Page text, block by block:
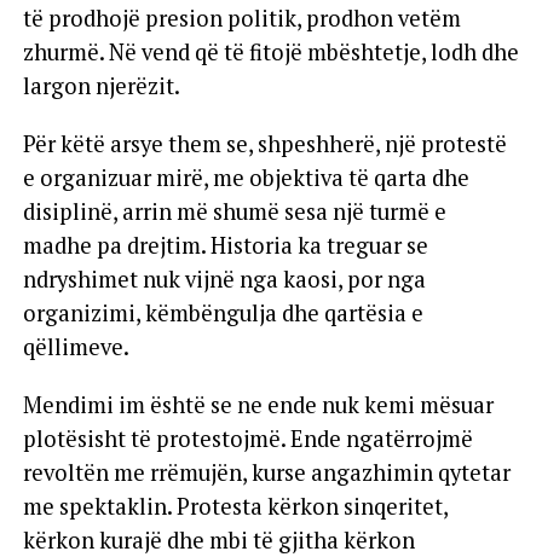
të prodhojë presion politik, prodhon vetëm
zhurmë. Në vend që të fitojë mbështetje, lodh dhe
largon njerëzit.
Për këtë arsye them se, shpeshherë, një protestë
e organizuar mirë, me objektiva të qarta dhe
disiplinë, arrin më shumë sesa një turmë e
madhe pa drejtim. Historia ka treguar se
ndryshimet nuk vijnë nga kaosi, por nga
organizimi, këmbëngulja dhe qartësia e
qëllimeve.
Mendimi im është se ne ende nuk kemi mësuar
plotësisht të protestojmë. Ende ngatërrojmë
revoltën me rrëmujën, kurse angazhimin qytetar
me spektaklin. Protesta kërkon sinqeritet,
kërkon kurajë dhe mbi të gjitha kërkon